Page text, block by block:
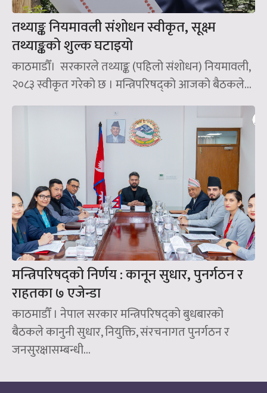
तथ्याङ्क नियमावली संशोधन स्वीकृत, सूक्ष्म
तथ्याङ्कको शुल्क घटाइयो
काठमाडौँ। सरकारले तथ्याङ्क (पहिलो संशोधन) नियमावली,
२०८३ स्वीकृत गरेको छ । मन्त्रिपरिषद्को आजको बैठकले...
मन्त्रिपरिषद्को निर्णय : कानून सुधार, पुनर्गठन र
राहतका ७ एजेन्डा
काठमाडौँ । नेपाल सरकार मन्त्रिपरिषद्को बुधबारको
बैठकले कानुनी सुधार, नियुक्ति, संरचनागत पुनर्गठन र
जनसुरक्षासम्बन्धी...